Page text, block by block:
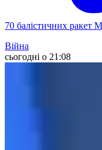
70 балістичних ракет
Війна
сьогодні о 21:08